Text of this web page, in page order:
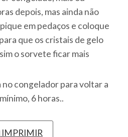
depois, mas ainda não
em pedaços e coloque
que os cristais de gelo
o sorvete ficar mais
congelador para voltar a
6 horas..
IMPRIMIR